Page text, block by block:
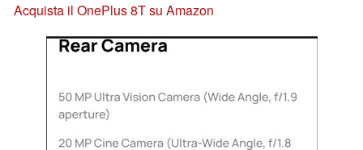
Acquista il OnePlus 8T su Amazon